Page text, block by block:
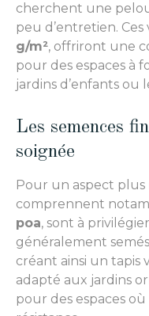
cherchent une
peu d’entretien. Ces
g/m², offriront une
pour des espaces à
jardins d’enfants ou
Les semences
soignée
Pour un aspect plus
comprennent
poa, sont à
généralement
créant ainsi un tapis
adapté aux jardins
pour des espaces